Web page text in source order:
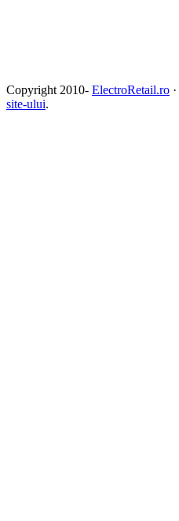
Copyright 2010- ElectroRetail.ro ·
site-ului.